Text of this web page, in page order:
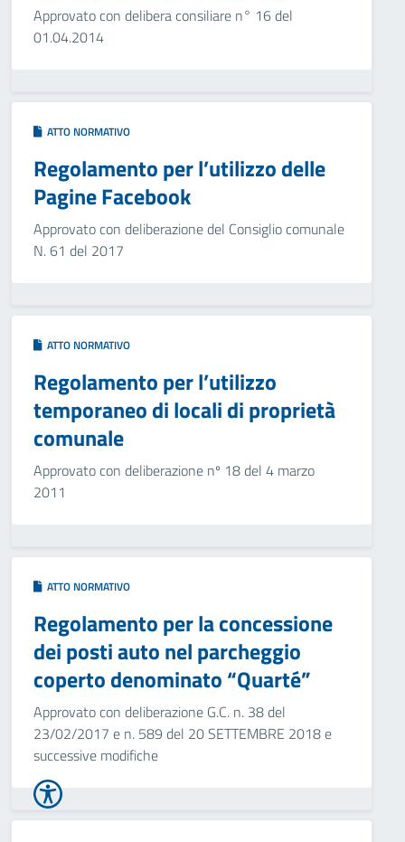
Approvato con delibera consiliare n° 16 del
01.04.2014
ATTO NORMATIVO
Regolamento per l’utilizzo delle
Pagine Facebook
Approvato con deliberazione del Consiglio comunale
N. 61 del 2017
ATTO NORMATIVO
Regolamento per l’utilizzo
temporaneo di locali di proprietà
comunale
Approvato con deliberazione nº 18 del 4 marzo
2011
ATTO NORMATIVO
Regolamento per la concessione
dei posti auto nel parcheggio
coperto denominato “Quarté”
Approvato con deliberazione G.C. n. 38 del
23/02/2017 e n. 589 del 20 SETTEMBRE 2018 e
successive modifiche